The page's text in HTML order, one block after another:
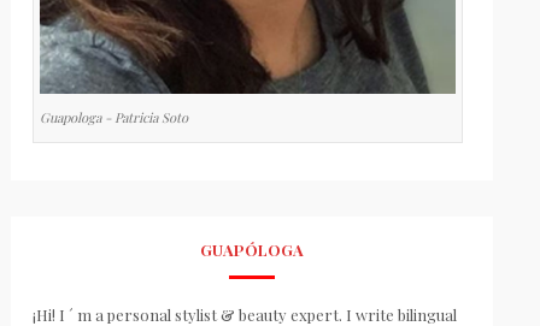
Guapologa - Patricia Soto
GUAPÓLOGA
¡Hi! I ´ m a personal stylist & beauty expert. I write bilingual